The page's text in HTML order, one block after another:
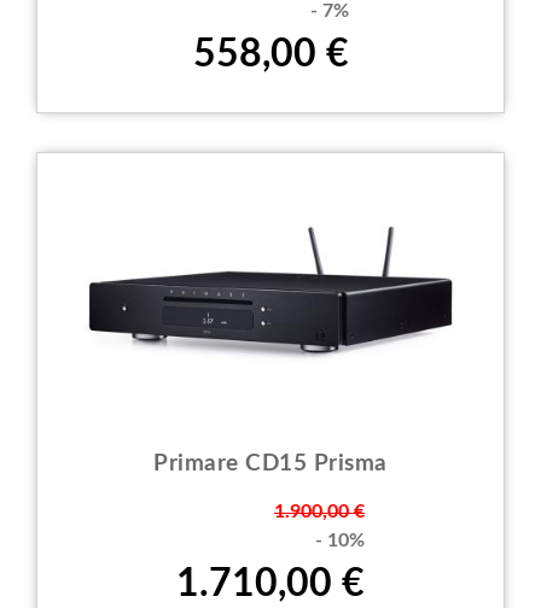
- 7%
558,00 €
Primare CD15 Prisma
1.900,00 €
- 10%
1.710,00 €